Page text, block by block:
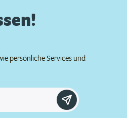
persönliche Services und